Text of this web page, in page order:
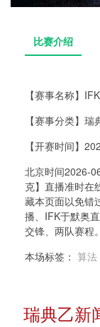
比赛介绍
【赛事名称】
【赛事分类】 瑞
【开赛时间】
北京时间2026-
克】直播准时在
藏本页面以免错
播、IFK于默奥
交锋、两队赛程。
本场标签： 算法
瑞典乙新